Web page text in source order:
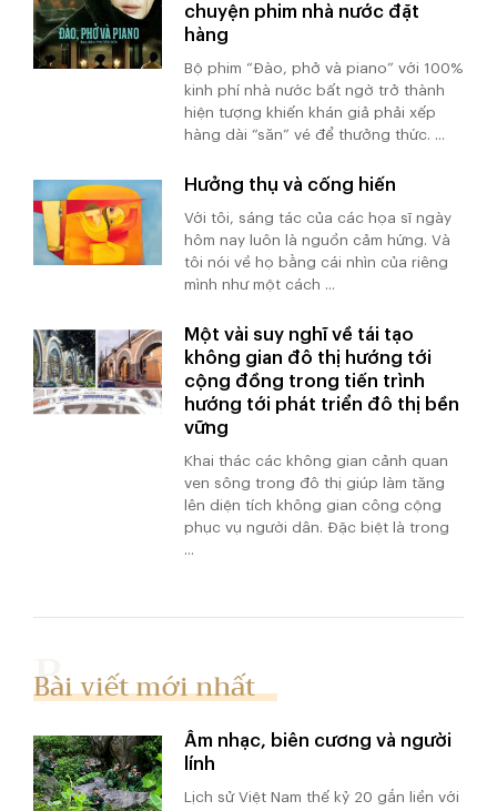
chuyện phim nhà nước đặt
hàng
Bộ phim “Đào, phở và piano” với 100%
kinh phí nhà nước bất ngờ trở thành
hiện tượng khiến khán giả phải xếp
hàng dài “săn” vé để thưởng thức. ...
Hưởng thụ và cống hiến
Với tôi, sáng tác của các họa sĩ ngày
hôm nay luôn là nguồn cảm hứng. Và
tôi nói về họ bằng cái nhìn của riêng
mình như một cách ...
Một vài suy nghĩ về tái tạo
không gian đô thị hướng tới
cộng đồng trong tiến trình
hướng tới phát triển đô thị bền
vững
Khai thác các không gian cảnh quan
ven sông trong đô thị giúp làm tăng
lên diện tích không gian công cộng
phục vụ người dân. Đặc biệt là trong
...
Bài viết mới nhất
Âm nhạc, biên cương và người
lính
Lịch sử Việt Nam thế kỷ 20 gắn liền với